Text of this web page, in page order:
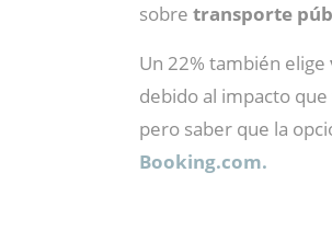
sobre transporte
Un 22% también elige
debido al impacto
pero saber que la
Booking.com.